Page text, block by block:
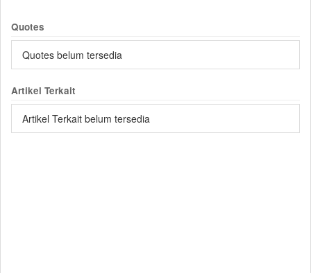
Quotes
Quotes belum tersedia
Artikel Terkait
Artikel Terkait belum tersedia